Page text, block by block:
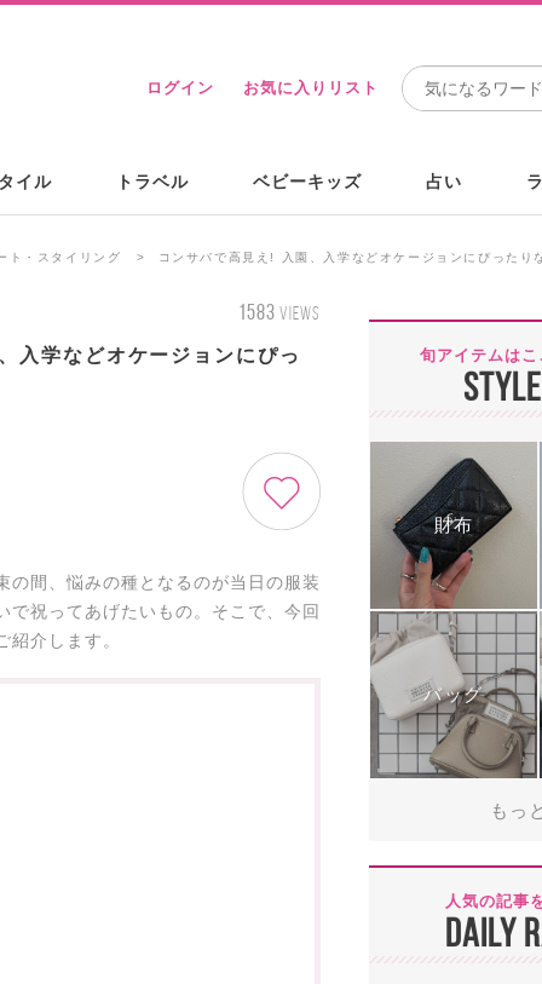
ログイン お気に入りリスト
イル トラベル ベビーキッズ 占い
ト・スタイリング コンサバで高見え! 入園、入学などオケージョンにぴったり
1583 VIEWS
入学などオケージョンにぴっ
の間、悩みの種となるのが当日の服装
祝ってあげたいもの。そこで、今回
介します。
旬アイテムはこ
財布
バッグ
もっ
人気の記事
DAILY